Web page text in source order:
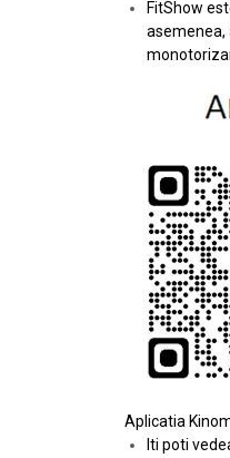
FitShow
asemenea,
Aplicatia
Iti poti